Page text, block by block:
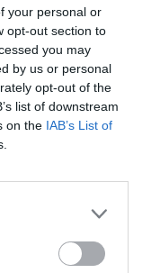
your personal or
opt-out section to
you may
by us or personal
opt-out of the
list of downstream
on the IAB’s List of